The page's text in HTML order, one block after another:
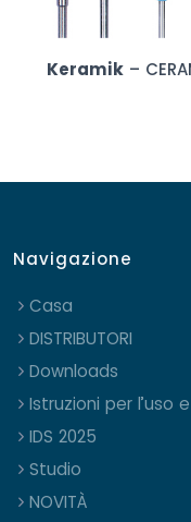
Keramik–
Navigazione
Casa
DISTRIBUTORI
Downloads
Istruzioni per l’uso
IDS 2025
Studio
NOVITÀ